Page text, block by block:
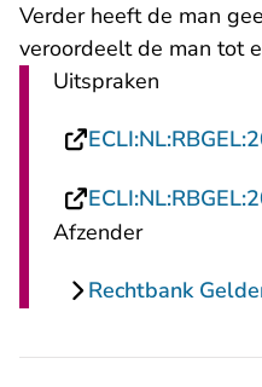
Verder heeft de man
veroordeelt de man tot
Uitspraken
Afzender
Rechtbank